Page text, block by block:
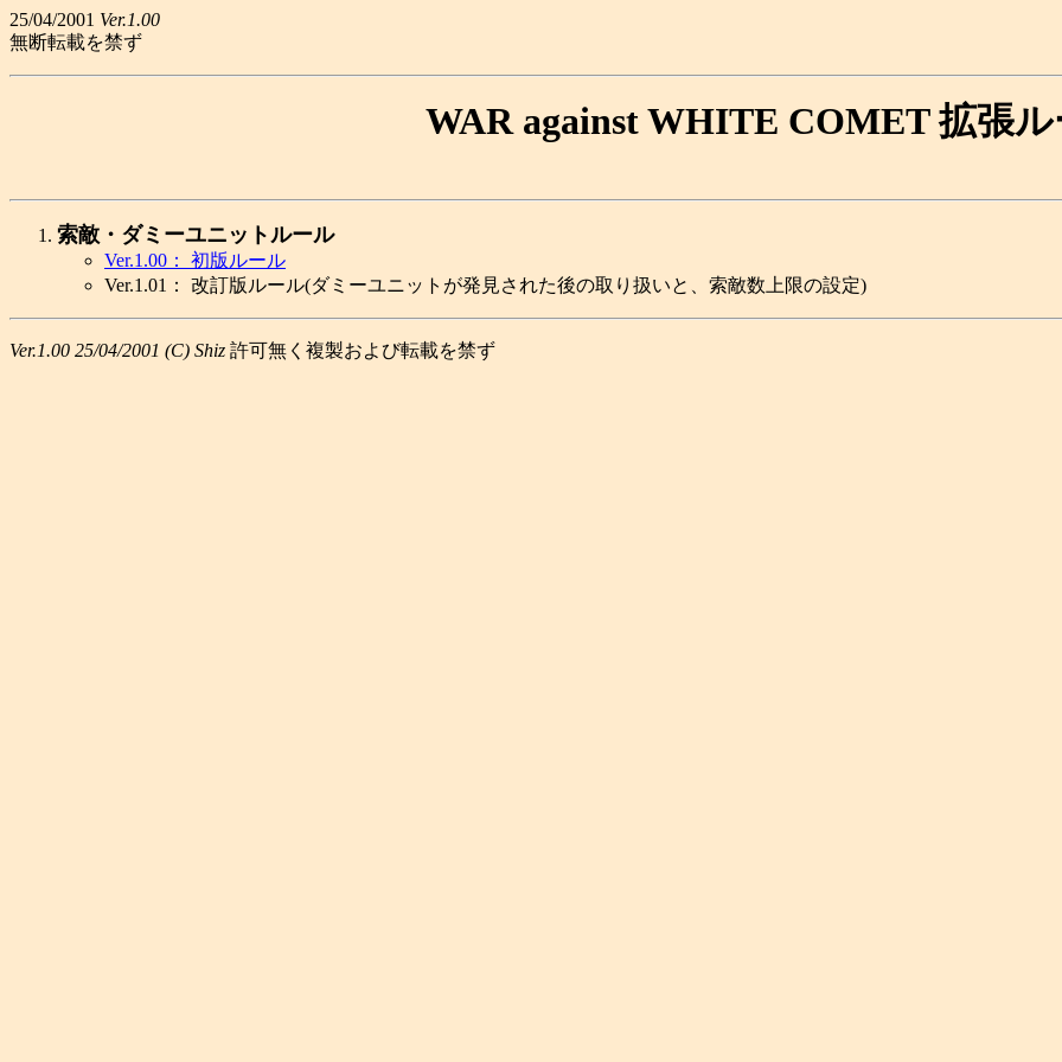
25/04/2001 Ver.1.00
無断転載を禁ず
WAR against WHITE COMET 拡張
索敵・ダミーユニットルール
Ver.1.00： 初版ルール
Ver.1.01： 改訂版ルール(ダミーユニットが発見された後の取り扱いと、索敵数上限の設定)
Ver.1.00 25/04/2001 (C) Shiz 許可無く複製および転載を禁ず